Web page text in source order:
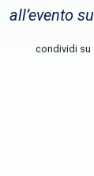
all’evento
condividi su